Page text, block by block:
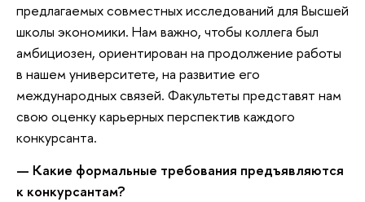
предлагаемых совместных исследований для Высшей
школы экономики. Нам важно, чтобы коллега был
амбициозен, ориентирован на продолжение работы
в нашем университете, на развитие его
международных связей. Факультеты представят нам
свою оценку карьерных перспектив каждого
конкурсанта.
— Какие формальные требования предъявляются
к конкурсантам?